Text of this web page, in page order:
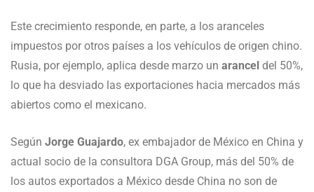
Este crecimiento responde, en parte, a los aranceles
impuestos por otros países a los vehículos de origen chino.
Rusia, por ejemplo, aplica desde marzo un arancel del 50%,
lo que ha desviado las exportaciones hacia mercados más
abiertos como el mexicano.
Según Jorge Guajardo, ex embajador de México en China y
actual socio de la consultora DGA Group, más del 50% de
los autos exportados a México desde China no son de